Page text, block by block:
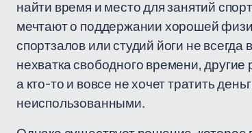
найти время и место для занятий
мечтают о поддержании хорошей
спортзалов или студий йоги не
нехватка свободного времени,
а кто-то и вовсе не хочет тратить
неиспользованными.